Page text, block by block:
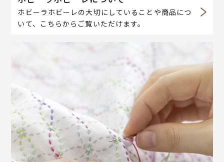
ホビーラホビーレの大切にしていることや商品につ
いて、こちらからご覧いただけます。